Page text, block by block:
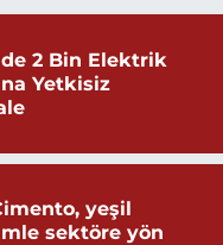
2 Bin Elektrik
Yetkisiz
yeşil
sektöre yön